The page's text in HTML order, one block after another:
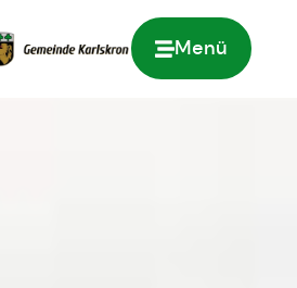
Menü